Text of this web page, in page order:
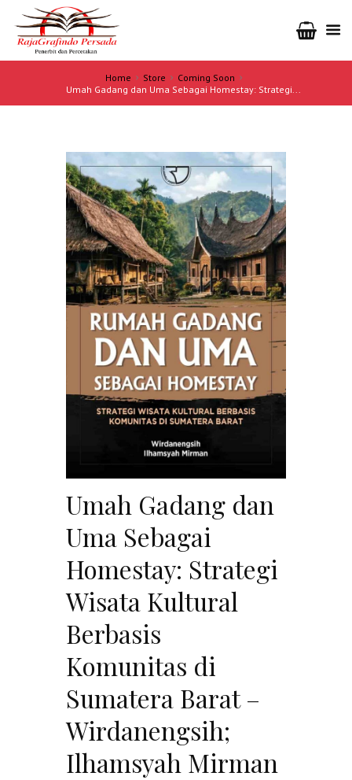
Home Store
Coming Soon
Umah Gadang dan Uma Sebagai Homestay: Strategi...
Umah Gadang dan
Uma Sebagai
Homestay: Strategi
Wisata Kultural
Berbasis
Komunitas di
Sumatera Barat –
Wirdanengsih;
Ilhamsyah Mirman